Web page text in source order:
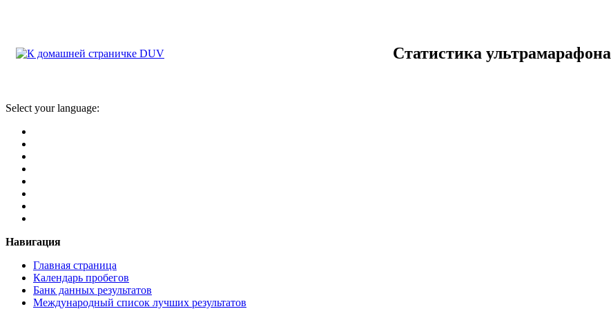
Статистика ультрамарафона
Select your language:
Навигация
Главная страница
Календарь пробегов
Банк данных результатов
Международный список лучших результатов